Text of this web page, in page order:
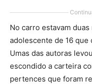
No carro estavam
adolescente de 16 que
Umas das autoras
escondido a carteira
pertences que foram